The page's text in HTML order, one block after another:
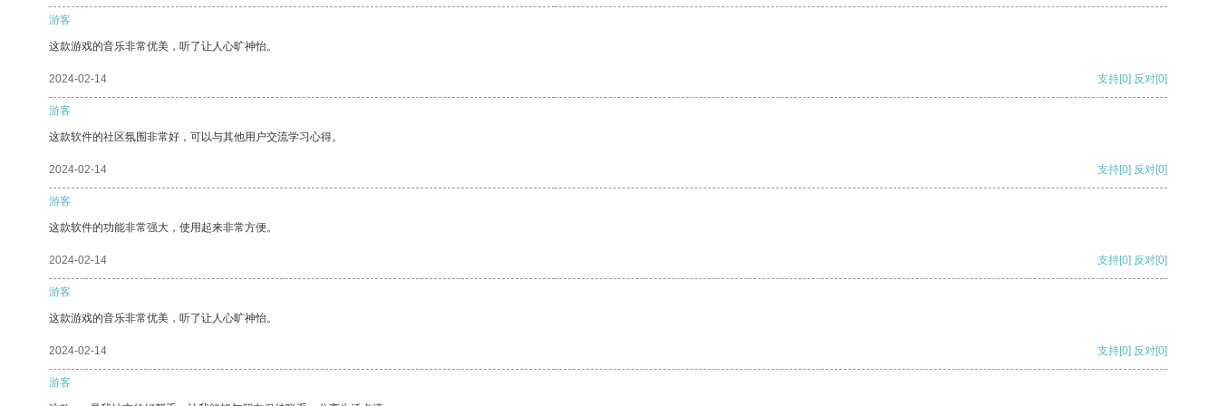
游客
这款游戏的音乐非常优美，听了让人心旷神怡。
2024-02-14 支持[0] 反对[0]
游客
这款软件的社区氛围非常好，可以与其他用户交流学习心得。
2024-02-14 支持[0] 反对[0]
游客
这款软件的功能非常强大，使用起来非常方便。
2024-02-14 支持[0] 反对[0]
游客
这款游戏的音乐非常优美，听了让人心旷神怡。
2024-02-14 支持[0] 反对[0]
游客